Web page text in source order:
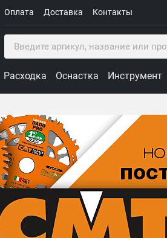
Оплата Доставка Контакты
Расходка Оснастка Инструмент
Технологии